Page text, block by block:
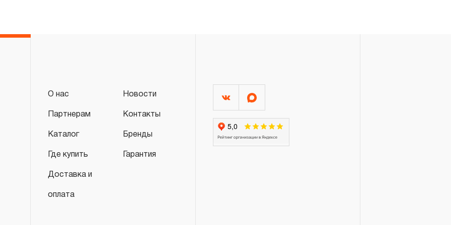
(ключи гаечные трещоточные, рукоятки трещоточные и т.п.)
3.4.2 На измерительный и диагностический инструмент, включая
манометры, компрессометры, тестеры, рулетки, динамометрические
ограниченный срок гарантии в ДВЕНАДЦАТЬ месяцев, если не
предусмотрен изготовителем межповерочный интервал, который
О нас Новости
Партнерам Контакты
Каталог Бренды
Где купить Гарантия
Доставка и
оплата